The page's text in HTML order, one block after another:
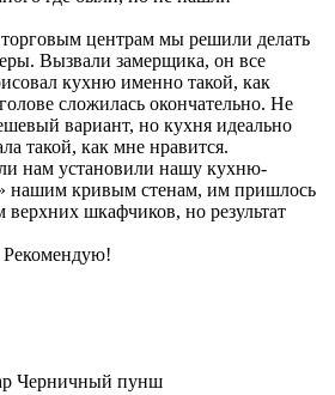
центрам мы решили делать
Вызвали замерщика, он все
кухню именно такой, как
сложилась окончательно. Не
вариант, но кухня идеально
такой, как мне нравится.
нам установили нашу кухню-
нашим кривым стенам, им пришлось
шкафчиков, но результат
Рекомендую!
Черничный пунш